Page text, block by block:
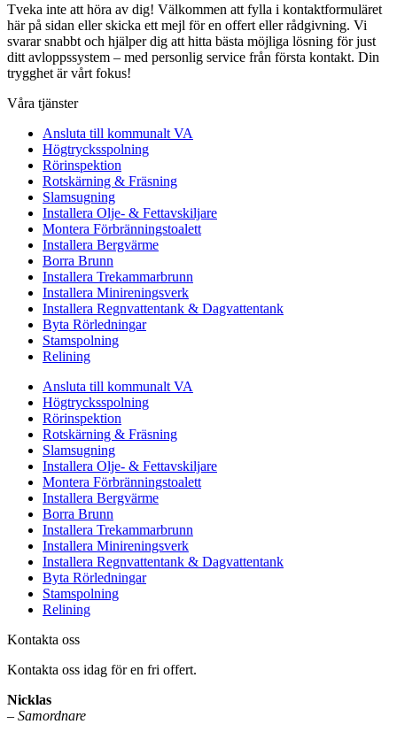
Tveka inte att höra av dig! Välkommen att fylla i kontaktformuläret
här på sidan eller skicka ett mejl för en offert eller rådgivning. Vi
svarar snabbt och hjälper dig att hitta bästa möjliga lösning för just
ditt avloppssystem – med personlig service från första kontakt. Din
trygghet är vårt fokus!
Våra tjänster
Ansluta till kommunalt VA
Högtrycksspolning
Rörinspektion
Rotskärning & Fräsning
Slamsugning
Installera Olje- & Fettavskiljare
Montera Förbränningstoalett
Installera Bergvärme
Borra Brunn
Installera Trekammarbrunn
Installera Minireningsverk
Installera Regnvattentank & Dagvattentank
Byta Rörledningar
Stamspolning
Relining
Ansluta till kommunalt VA
Högtrycksspolning
Rörinspektion
Rotskärning & Fräsning
Slamsugning
Installera Olje- & Fettavskiljare
Montera Förbränningstoalett
Installera Bergvärme
Borra Brunn
Installera Trekammarbrunn
Installera Minireningsverk
Installera Regnvattentank & Dagvattentank
Byta Rörledningar
Stamspolning
Relining
Kontakta oss
Kontakta oss idag för en fri offert.
Nicklas
– Samordnare